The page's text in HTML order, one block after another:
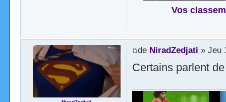
Vos
de NiradZedjati » Jeu
Certains parlent